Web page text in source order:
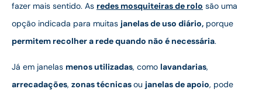
fazer mais sentido. As redes mosquiteiras de rolo são uma
opção indicada para muitas janelas de uso diário, porque
permitem recolher a rede quando não é necessária.
Já em janelas menos utilizadas, como lavandarias,
arrecadações, zonas técnicasou janelas de apoio, pode